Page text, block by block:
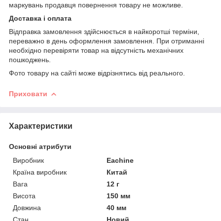
маркувань продавця повернення товару не можливе.
Доставка і оплата
Відправка замовлення здійснюється в найкоротші терміни,
переважно в день оформлення замовлення. При отриманні
необхідно перевіряти товар на відсутність механічних
пошкоджень.
Фото товару на сайті може відрізнятись від реального.
Приховати
Характеристики
Основні атрибути
Виробник
Eachine
Країна виробник
Китай
Вага
12 г
Висота
150 мм
Довжина
40 мм